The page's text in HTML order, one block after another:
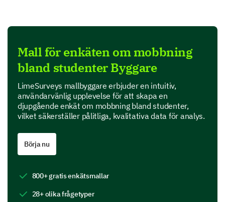
Yes Uncertain
No
Verbal harassment
Cyberbullying
Social exclusion
Experiences with Bullying
had with bullying at school.
Have you ever been bullied at school?
Mall för enkäten om mobbning
bland studenter Byggare
LimeSurveys mallbyggare erbjuder en intuitiv,
användarvänlig upplevelse för att skapa en
djupgående enkät om mobbning bland studenter,
vilket säkerställer pålitliga, kvalitativa data för analys.
Börja nu
800+ gratis enkätsmallar
28+ olika frågetyper